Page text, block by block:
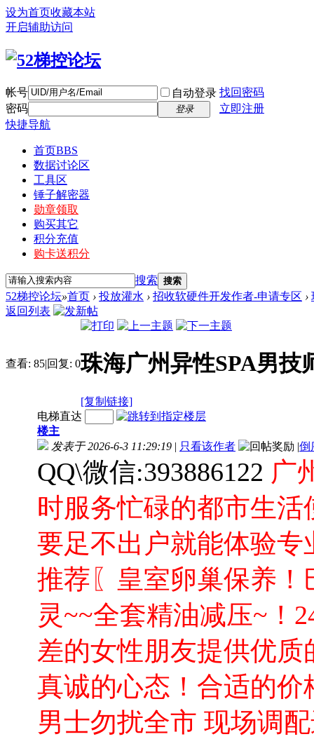
设为首页收藏本站
开启辅助访问
帐号 自动登录 找回密码
密码
登录
立即注册
快捷导航
首页BBS
数据讨论区
工具区
锤子解密器
勋章领取
购买其它
积分充值
购卡送积分
搜索 搜索
52梯控论坛»首页 › 投放灌水 › 招收软硬件开发作者-申请专区 ›
返回列表
查看: 85|回复: 0珠海广州异性SPA男技
[复制链接]
电梯直达
楼主
发表于 2026-6-3 11:29:19 | 只看该作者 |倒
QQ\微信:393886122 广
时服务忙碌的都市生
要足不出户就能体验专
推荐〖皇室卵巢保养！
灵~~全套精油减压~！
差的女性朋友提供优
真诚的心态！合适的
男士勿扰全市 现场调